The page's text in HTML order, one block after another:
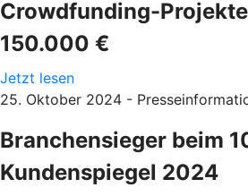
Crowdfunding-
150.000 €
Jetzt lesen
25. Oktober 2024 -
Branchensieger beim
Kundenspiegel 2024